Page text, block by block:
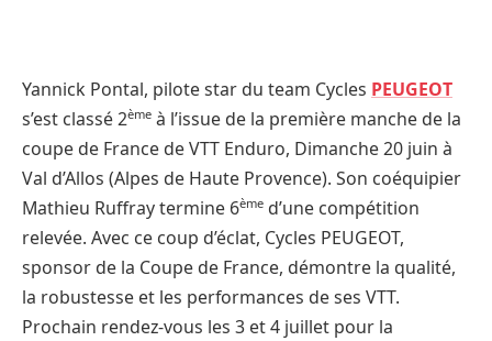
Yannick Pontal, pilote star du team Cycles PEUGEOT
s’est classé 2ème à l’issue de la première manche de la
coupe de France de VTT Enduro, Dimanche 20 juin à
Val d’Allos (Alpes de Haute Provence). Son coéquipier
Mathieu Ruffray termine 6ème d’une compétition
relevée. Avec ce coup d’éclat, Cycles PEUGEOT,
sponsor de la Coupe de France, démontre la qualité,
la robustesse et les performances de ses VTT.
Prochain rendez-vous les 3 et 4 juillet pour la